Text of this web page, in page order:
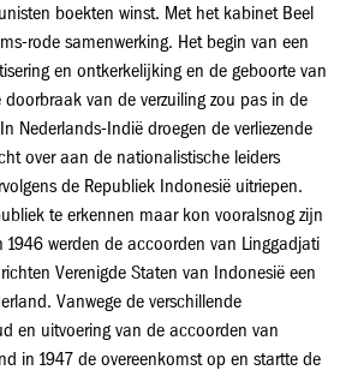
boekten winst. Met het kabinet Beel
rode samenwerking. Het begin van een
en ontkerkelijking en de geboorte van
van de verzuiling zou pas in de
Nederlands-Indië droegen de verliezende
over aan de nationalistische leiders
de Republiek Indonesië uitriepen.
te erkennen maar kon vooralsnog zijn
1946 werden de accoorden van Linggadjati
Verenigde Staten van Indonesië een
Vanwege de verschillende
en uitvoering van de accoorden van
in 1947 de overeenkomst op en startte de